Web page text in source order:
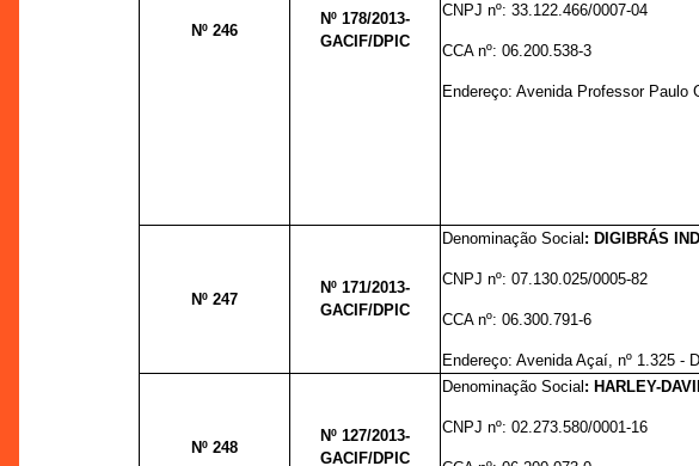
Nº 246
Nº 178/2013-
GACIF/DPIC
CNPJ nº:33.122.466/0007-04
CCA nº:06.200.538-3
Endereço:Avenida Professor Paulo
Nº 247
Nº 171/2013-
GACIF/DPIC
Denominação Social : DIGIBRÁS
CNPJ nº:07.130.025/0005-82
CCA nº:06.300.791-6
Endereço:Avenida Açaí, nº 1.325 -
Nº 248
Nº 127/2013-
GACIF/DPIC
Denominação Social : HARLEY-
CNPJ nº:02.273.580/0001-16